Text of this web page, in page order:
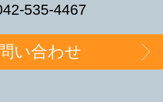
535-4467
い合わせ